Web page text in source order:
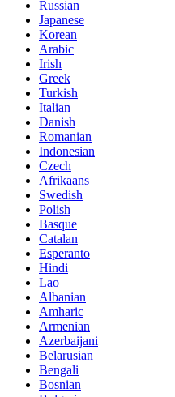
Russian
Japanese
Korean
Arabic
Irish
Greek
Turkish
Italian
Danish
Romanian
Indonesian
Czech
Afrikaans
Swedish
Polish
Basque
Catalan
Esperanto
Hindi
Lao
Albanian
Amharic
Armenian
Azerbaijani
Belarusian
Bengali
Bosnian